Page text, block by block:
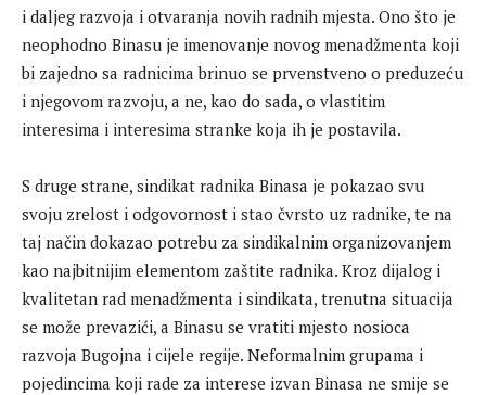
i daljeg razvoja i otvaranja novih radnih mjesta. Ono što je
neophodno Binasu je imenovanje novog menadžmenta koji
bi zajedno sa radnicima brinuo se prvenstveno o preduzeću
i njegovom razvoju, a ne, kao do sada, o vlastitim
interesima i interesima stranke koja ih je postavila.
S druge strane, sindikat radnika Binasa je pokazao svu
svoju zrelost i odgovornost i stao čvrsto uz radnike, te na
taj način dokazao potrebu za sindikalnim organizovanjem
kao najbitnijim elementom zaštite radnika. Kroz dijalog i
kvalitetan rad menadžmenta i sindikata, trenutna situacija
se može prevazići, a Binasu se vratiti mjesto nosioca
razvoja Bugojna i cijele regije. Neformalnim grupama i
pojedincima koji rade za interese izvan Binasa ne smije se